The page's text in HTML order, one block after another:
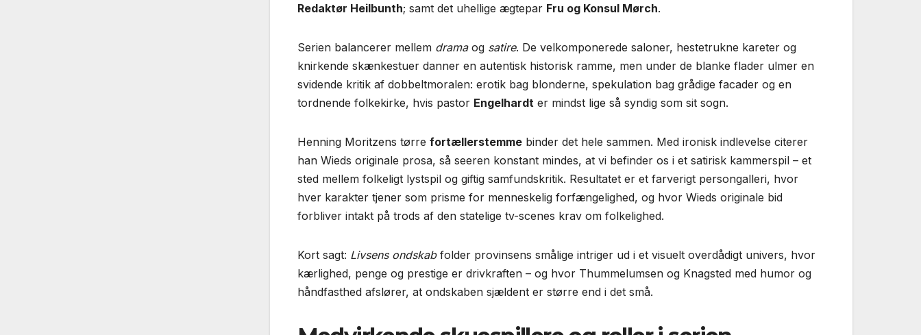
Redaktør Heilbunth; samt det uhellige ægtepar Fru og Konsul Mørch.
Serien balancerer mellem dramaog satire. De velkomponerede saloner, hestetrukne kareter og
knirkende skænkestuer danner en autentisk historisk ramme, men under de blanke flader ulmer en
svidende kritik af dobbeltmoralen: erotik bag blonderne, spekulation bag grådige facader og en
tordnende folkekirke, hvis pastor Engelhardt er mindst lige så syndig som sit sogn.
Henning Moritzens tørre fortællerstemmebinder det hele sammen. Med ironisk indlevelse citerer
han Wieds originale prosa, så seeren konstant mindes, at vi befinder os i et satirisk kammerspil – et
sted mellem folkeligt lystspil og giftig samfundskritik. Resultatet er et farverigt persongalleri, hvor
hver karakter tjener som prisme for menneskelig forfængelighed, og hvor Wieds originale bid
forbliver intakt på trods af den statelige tv-scenes krav om folkelighed.
Kort sagt: Livsens ondskabfolder provinsens smålige intriger ud i et visuelt overdådigt univers, hvor
kærlighed, penge og prestige er drivkraften – og hvor Thummelumsen og Knagsted med humor og
håndfasthed afslører, at ondskaben sjældent er større end i det små.